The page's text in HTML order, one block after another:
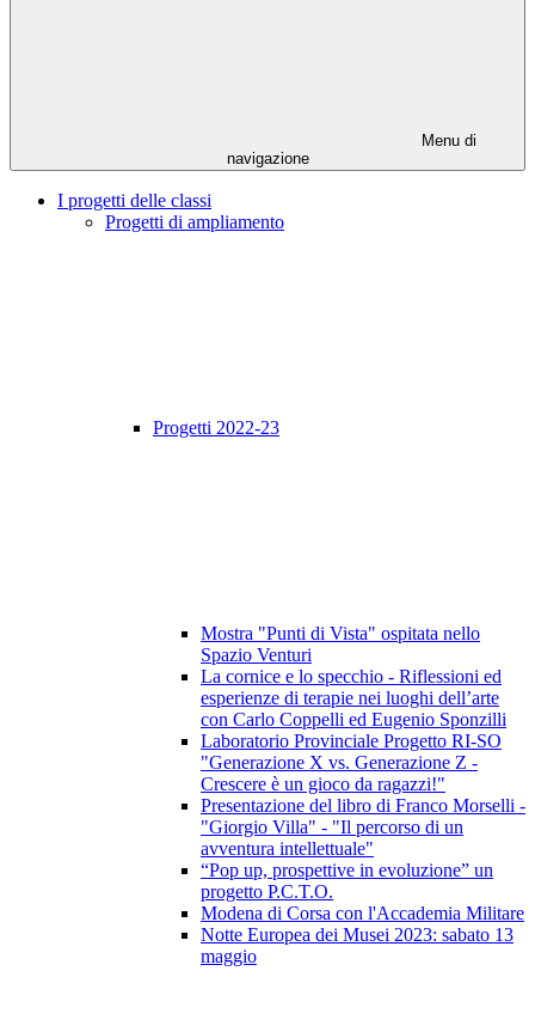
Menu di
navigazione
I progetti delle classi
Progetti di ampliamento
Progetti 2022-23
Mostra "Punti di Vista" ospitata nello
Spazio Venturi
La cornice e lo specchio - Riflessioni ed
esperienze di terapie nei luoghi dell’arte
con Carlo Coppelli ed Eugenio Sponzilli
Laboratorio Provinciale Progetto RI-SO
"Generazione X vs. Generazione Z -
Crescere è un gioco da ragazzi!"
Presentazione del libro di Franco Morselli -
"Giorgio Villa" - "Il percorso di un
avventura intellettuale"
“Pop up, prospettive in evoluzione” un
progetto P.C.T.O.
Modena di Corsa con l'Accademia Militare
Notte Europea dei Musei 2023: sabato 13
maggio